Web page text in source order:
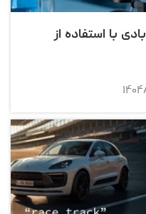
با استفاده از
۰۲